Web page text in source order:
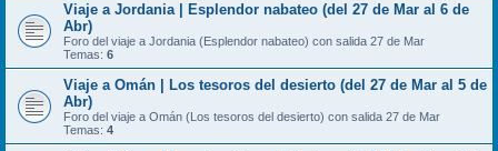
Viaje a Jordania | Esplendor nabateo (del 27 de Mar al 6 de
Abr)
Foro del viaje a Jordania (Esplendor nabateo) con salida 27 de Mar
Temas: 6
Viaje a Omán | Los tesoros del desierto (del 27 de Mar al 5 de
Abr)
Foro del viaje a Omán (Los tesoros del desierto) con salida 27 de Mar
Temas: 4